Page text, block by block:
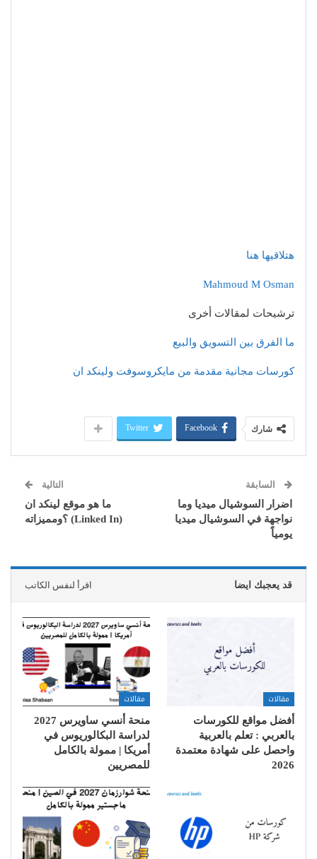
هتلاقيها هنا
Mahmoud M Osman
ترشيحات لمقالات أخرى
ما الفرق بين التسويق والبيع
كورسات مجانية مقدمة من مايكروسوفت ولينكد ان
شارك Facebook
Twitter
السابقة
اضرار السوشيال ميديا وما
نواجهة في السوشيال ميديا
يومياً
التالية
ما هو موقع لينكد ان
(Linked In) ؟ومميزاته
قد يعجبك ايضا اقرأ لنفس الكاتب
مقالات
أفضل مواقع للكورسات
بالعربي : تعلم بالعربية
واحصل على شهادة معتمدة
2026
مقالات
منحة أنسي ساويرس 2027
لدراسة البكالوريوس في
أمريكا | ممولة بالكامل
للمصريين